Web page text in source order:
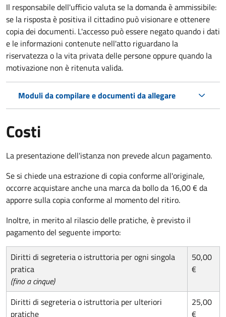
Il responsabile dell'ufficio valuta se la domanda è ammissibile:
se la risposta è positiva il cittadino può visionare e ottenere
copia dei documenti. L'accesso può essere negato quando i dati
e le informazioni contenute nell'atto riguardano la
riservatezza o la vita privata delle persone oppure quando la
motivazione non è ritenuta valida.
Moduli da compilare e documenti da allegare
Costi
La presentazione dell'istanza non prevede alcun pagamento.
Se si chiede una estrazione di copia conforme all'originale,
occorre acquistare anche una marca da bollo da 16,00 € da
apporre sulla copia conforme al momento del ritiro.
Inoltre, in merito al rilascio delle pratiche, è previsto il
pagamento del seguente importo:
Diritti di segreteria o istruttoria per ogni singola
pratica
(fino a cinque)
50,00
€
Diritti di segreteria o istruttoria per ulteriori
pratiche
25,00
€